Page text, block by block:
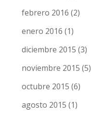
febrero 2016 (2)
enero 2016 (1)
diciembre 2015 (3)
noviembre 2015 (5)
octubre 2015 (6)
agosto 2015 (1)